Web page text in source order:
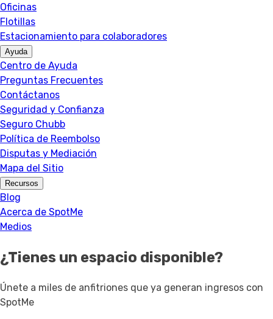
Oficinas
Flotillas
Estacionamiento para colaboradores
Ayuda
Centro de Ayuda
Preguntas Frecuentes
Contáctanos
Seguridad y Confianza
Seguro Chubb
Política de Reembolso
Disputas y Mediación
Mapa del Sitio
Recursos
Blog
Acerca de SpotMe
Medios
¿Tienes un espacio disponible?
Únete a miles de anfitriones que ya generan ingresos con
SpotMe